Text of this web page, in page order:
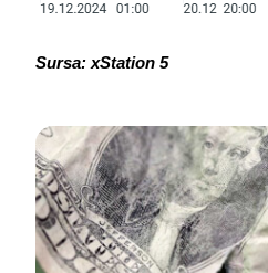
Sursa: xStation 5